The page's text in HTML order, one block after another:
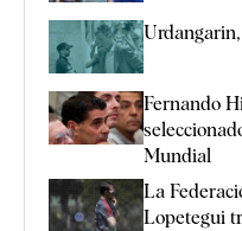
Fernando
Mundial
La
Lopetegui